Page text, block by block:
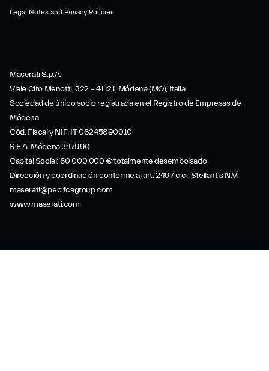
Legal Notes and Privacy Policies
Maserati S.p.A.
Viale Ciro Menotti, 322 – 41121, Módena (MO), Italia
Sociedad de único socio registrada en el Registro de Empresas de
Módena
Cód. Fiscal y NIF: IT 08245890010
R.E.A. Módena 347990
Capital Social: 80.000.000 € totalmente desembolsado
Dirección y coordinación conforme al art. 2497 c.c.: Stellantis N.V.
maserati@pec.fcagroup.com
www.maserati.com